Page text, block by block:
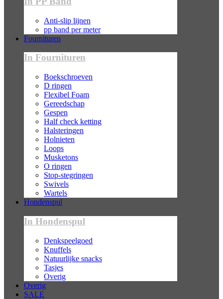
Anti-slip lijnen
pp band per meter
Fournituren
In Fournituren
Boekschroeven
D ringen
Flexibel Foam
Gereedschap
Gespen
Half check ketting
Halsteringen
Holnieten
Loops
Musketons
O ringen
Stop-stegringen
Swivels
Wartels
Hondenspul
In Hondenspul
Denkspeelgoed
Knuffels
Natuurlijke snacks
Tasjes
Overig
Overig
SALE